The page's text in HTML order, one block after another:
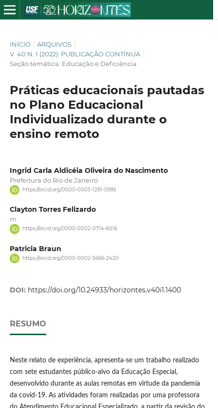
INÍCIO / ARQUIVOS /
V. 40 N. 1 (2022): PUBLICAÇÃO CONTÍNUA /
Seção temática: Educação e Deficiência
Práticas educacionais pautadas
no Plano Educacional
Individualizado durante o
ensino remoto
Ingrid Carla Aldicéia Oliveira do Nascimento
Prefeitura do Rio de Janeiro
https://orcid.org/0000-0003-1291-0995
Clayton Torres Felizardo
m
https://orcid.org/0000-0002-0714-6016
Patricia Braun
https://orcid.org/0000-0002-5666-2420
DOI: https://doi.org/10.24933/horizontes.v40i1.1400
RESUMO
Neste relato de experiência, apresenta-se um trabalho realizado
com sete estudantes público-alvo da Educação Especial,
desenvolvido durante as aulas remotas em virtude da pandemia
da covid-19. As atividades foram realizadas por uma professora